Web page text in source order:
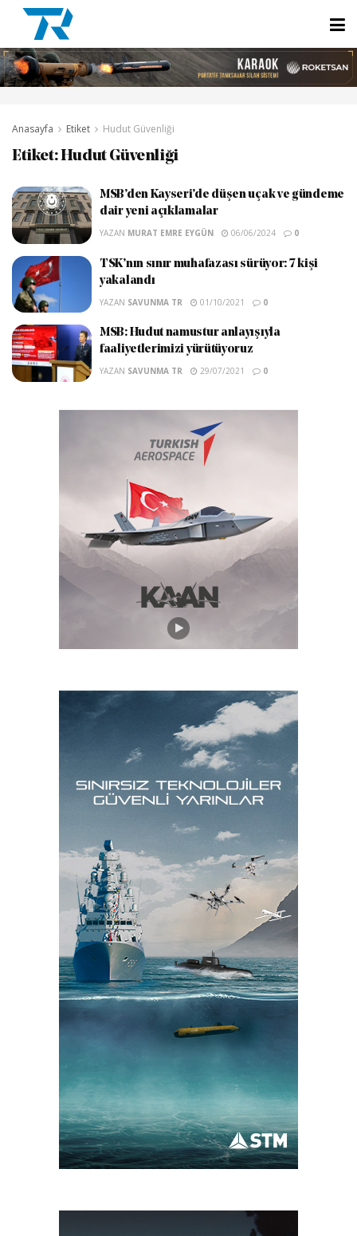
Anasayfa Etiket Hudut Güvenliği
Etiket:Hudut Güvenliği
MSB’den Kayseri’de düşen uçak ve gündeme
dair yeni açıklamalar
YAZAN MURAT EMRE EYGÜN 06/06/2024 0
TSK’nın sınır muhafazası sürüyor: 7 kişi
yakalandı
YAZAN SAVUNMA TR 01/10/2021 0
MSB: Hudut namustur anlayışıyla
faaliyetlerimizi yürütüyoruz
YAZAN SAVUNMA TR 29/07/2021 0